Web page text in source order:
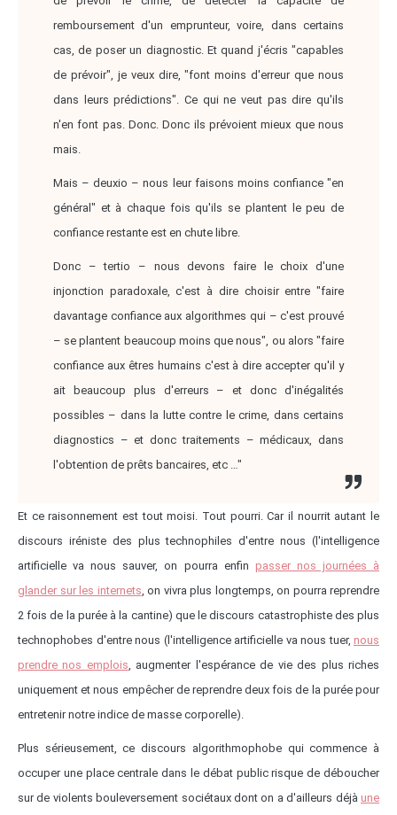
remboursement d'un emprunteur, voire, dans certains
cas, de poser un diagnostic. Et quand j'écris "capables
de prévoir", je veux dire, "font moins d'erreur que nous
dans leurs prédictions". Ce qui ne veut pas dire qu'ils
n'en font pas. Donc. Donc ils prévoient mieux que nous
mais.
Mais – deuxio – nous leur faisons moins confiance "en
général" et à chaque fois qu'ils se plantent le peu de
confiance restante est en chute libre.
Donc – tertio – nous devons faire le choix d'une
injonction paradoxale, c'est à dire choisir entre "faire
davantage confiance aux algorithmes qui – c'est prouvé
– se plantent beaucoup moins que nous", ou alors "faire
confiance aux êtres humains c'est à dire accepter qu'il y
ait beaucoup plus d'erreurs – et donc d'inégalités
possibles – dans la lutte contre le crime, dans certains
diagnostics – et donc traitements – médicaux, dans
l'obtention de prêts bancaires, etc …"
Et ce raisonnement est tout moisi. Tout pourri. Car il nourrit autant le
discours iréniste des plus technophiles d'entre nous (l'intelligence
artificielle va nous sauver, on pourra enfin passer nos journées à
glander sur les internets, on vivra plus longtemps, on pourra reprendre
2 fois de la purée à la cantine) que le discours catastrophiste des plus
technophobes d'entre nous (l'intelligence artificielle va nous tuer, nous
prendre nos emplois, augmenter l'espérance de vie des plus riches
uniquement et nous empêcher de reprendre deux fois de la purée pour
entretenir notre indice de masse corporelle).
Plus sérieusement, ce discours algorithmophobe qui commence à
occuper une place centrale dans le débat public risque de déboucher
sur de violents bouleversement sociétaux dont on a d'ailleurs déjà une